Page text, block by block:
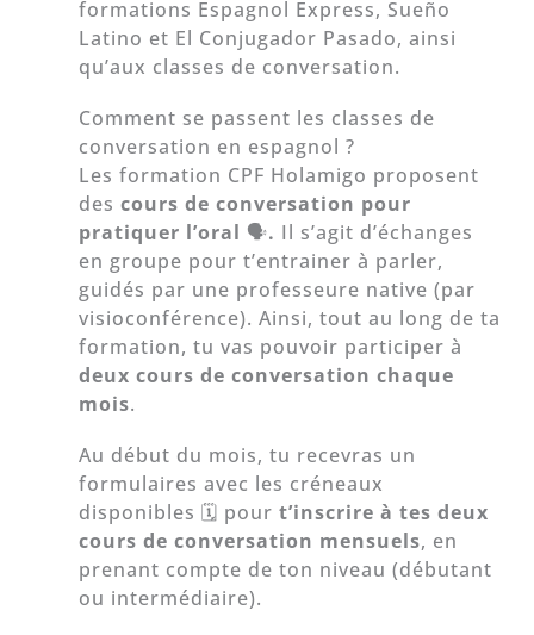
formations Espagnol Express, Sueño
Latino et El Conjugador Pasado, ainsi
qu’aux classes de conversation.
Comment se passent les classes de
conversation en espagnol ?
Les formation CPF Holamigo proposent
des cours de conversation pour
pratiquer l’oral 🗣. Il s’agit d’échanges
en groupe pour t’entrainer à parler,
guidés par une professeure native (par
visioconférence). Ainsi, tout au long de ta
formation, tu vas pouvoir participer à
deux cours de conversation chaque
mois.
Au début du mois, tu recevras un
formulaires avec les créneaux
disponibles 🗓 pourt’inscrire à tes deux
cours de conversation mensuels, en
prenant compte de ton niveau (débutant
ou intermédiaire).